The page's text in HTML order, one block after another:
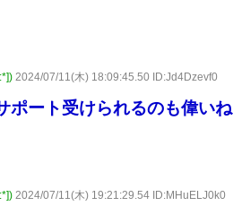
2024/07/11(木) 18:09:45.50 ID:Jd4Dzevf0
ポート受けられるのも偉いね
2024/07/11(木) 19:21:29.54 ID:MHuELJ0k0